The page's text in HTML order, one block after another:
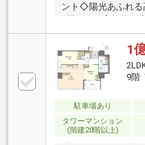
ント◇陽光あふれる
2匹まで飼育可能
スペース◆総戸数
境◇都営浅草線・南
能！～～弊社サー
ご紹介可能♪◇銀行
無料実施
1
9階
駐車場あり
タワーマンション
(階建20階以上)